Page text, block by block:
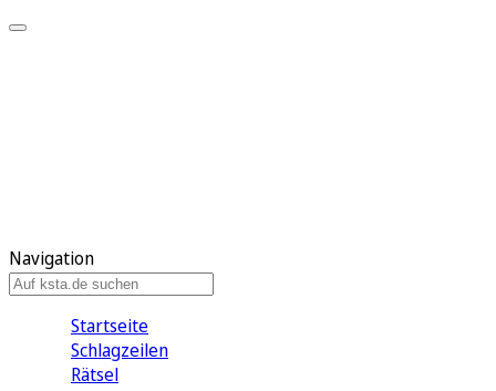
Navigation
Startseite
Schlagzeilen
Rätsel